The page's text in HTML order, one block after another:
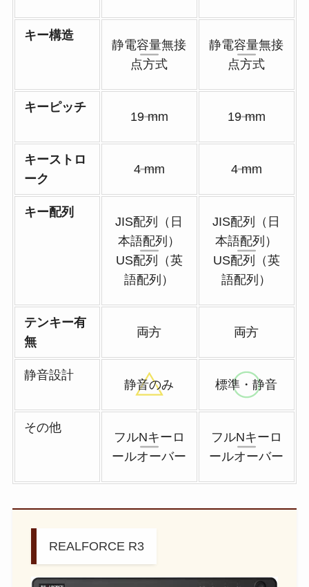
キー構造
静電容量無接
点方式
静電容量無接
点方式
キーピッチ
19 mm 19 mm
キーストロ
ーク
4 mm 4 mm
キー配列
JIS配列（日
本語配列）
US配列（英
語配列）
JIS配列（日
本語配列）
US配列（英
語配列）
テンキー有
無
両方 両方
静音設計
静音のみ 標準・静音
その他
フルNキーロ
ールオーバー
フルNキーロ
ールオーバー
REALFORCE R3